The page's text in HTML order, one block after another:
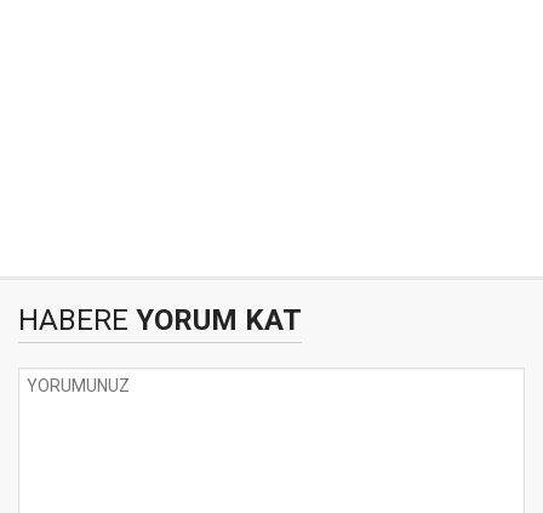
HABERE YORUM KAT